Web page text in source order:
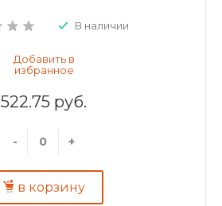
В наличии
522.75 руб.
- +
в корзину